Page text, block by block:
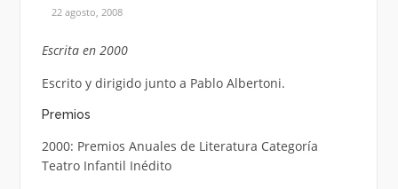
22 agosto, 2008
Escrita en 2000
Escrito y dirigido junto a Pablo Albertoni.
Premios
2000: Premios Anuales de Literatura Categoría
Teatro Infantil Inédito